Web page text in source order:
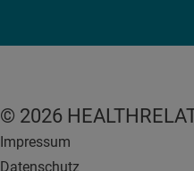
© 2026
Impressum
Datenschutz